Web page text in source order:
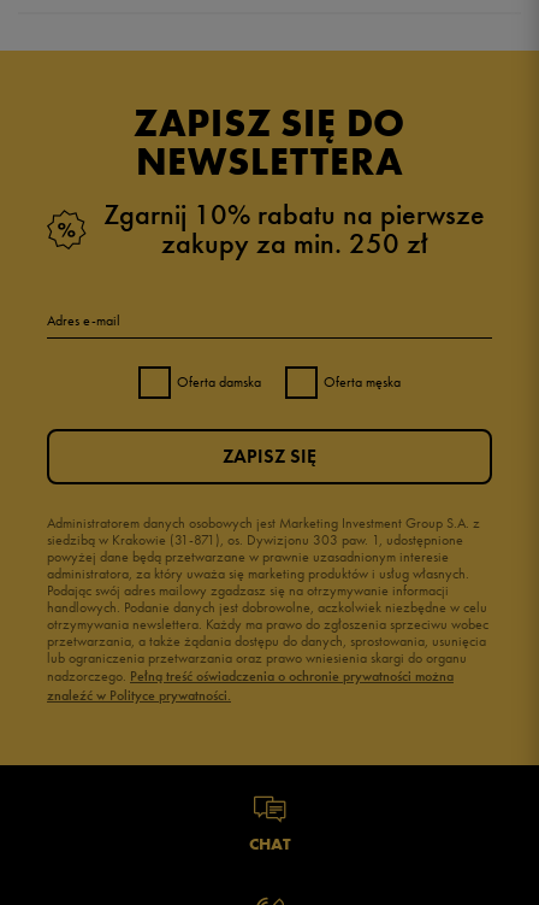
ZAPISZ SIĘ DO
NEWSLETTERA
Zgarnij 10% rabatu na pierwsze
zakupy za min. 250 zł
Adres e-mail
Oferta damska Oferta męska
Administratorem danych osobowych jest Marketing Investment Group S.A. z
siedzibą w Krakowie (31-871), os. Dywizjonu 303 paw. 1, udostępnione
powyżej dane będą przetwarzane w prawnie uzasadnionym interesie
administratora, za który uważa się marketing produktów i usług własnych.
Podając swój adres mailowy zgadzasz się na otrzymywanie informacji
handlowych. Podanie danych jest dobrowolne, aczkolwiek niezbędne w celu
otrzymywania newslettera. Każdy ma prawo do zgłoszenia sprzeciwu wobec
przetwarzania, a także żądania dostępu do danych, sprostowania, usunięcia
lub ograniczenia przetwarzania oraz prawo wniesienia skargi do organu
nadzorczego. Pełną treść oświadczenia o ochronie prywatności można
znaleźć w Polityce prywatności.
ZAPISZ SIĘ
CHAT